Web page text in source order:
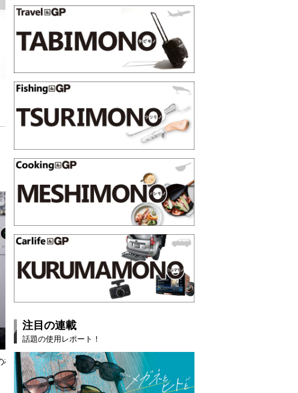
こそ“映える”タフな腕時計を。G-
」は本当に機能も見た…
らイチオシアイテムをピック
トピックス
注目の連載
話題の使用レポート！